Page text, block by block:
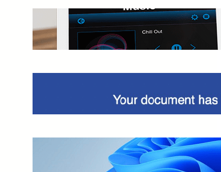
Cambiare parola attivazione Alexa?
Guida dettagliata
document
Installare Windows 11 su VirtualBox